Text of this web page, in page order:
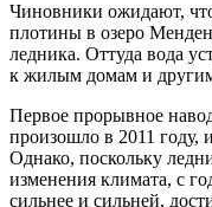
Чиновники ожидают,
плотины в озеро
ледника. Оттуда вода
к жилым домам и
Первое прорывное
произошло в 2011 году,
Однако, поскольку
изменения климата, с
сильнее и сильней,